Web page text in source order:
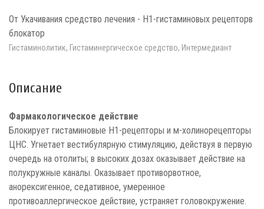
От Укачивания средство лечения - Н1-гистаминовых рецепторв
блокатор
Гистаминолитик, Гистаминергическое средство, Интермедиант
Описание
Фармакологическое действие
Блокирует гистаминовые H1-рецепторы и м-холинорецепторы
ЦНС. Угнетает вестибулярную стимуляцию, действуя в первую
очередь на отолиты; в высоких дозах оказывает действие на
полукружные каналы. Оказывает противорвотное,
анорексигенное, седативное, умеренное
противоаллергическое действие, устраняет головокружение.